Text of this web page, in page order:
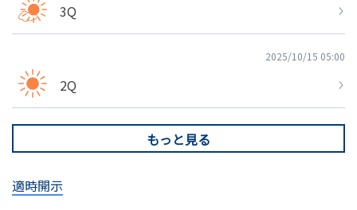
3Q
2025/10/15 05:00
2Q
もっと見る
適時開示